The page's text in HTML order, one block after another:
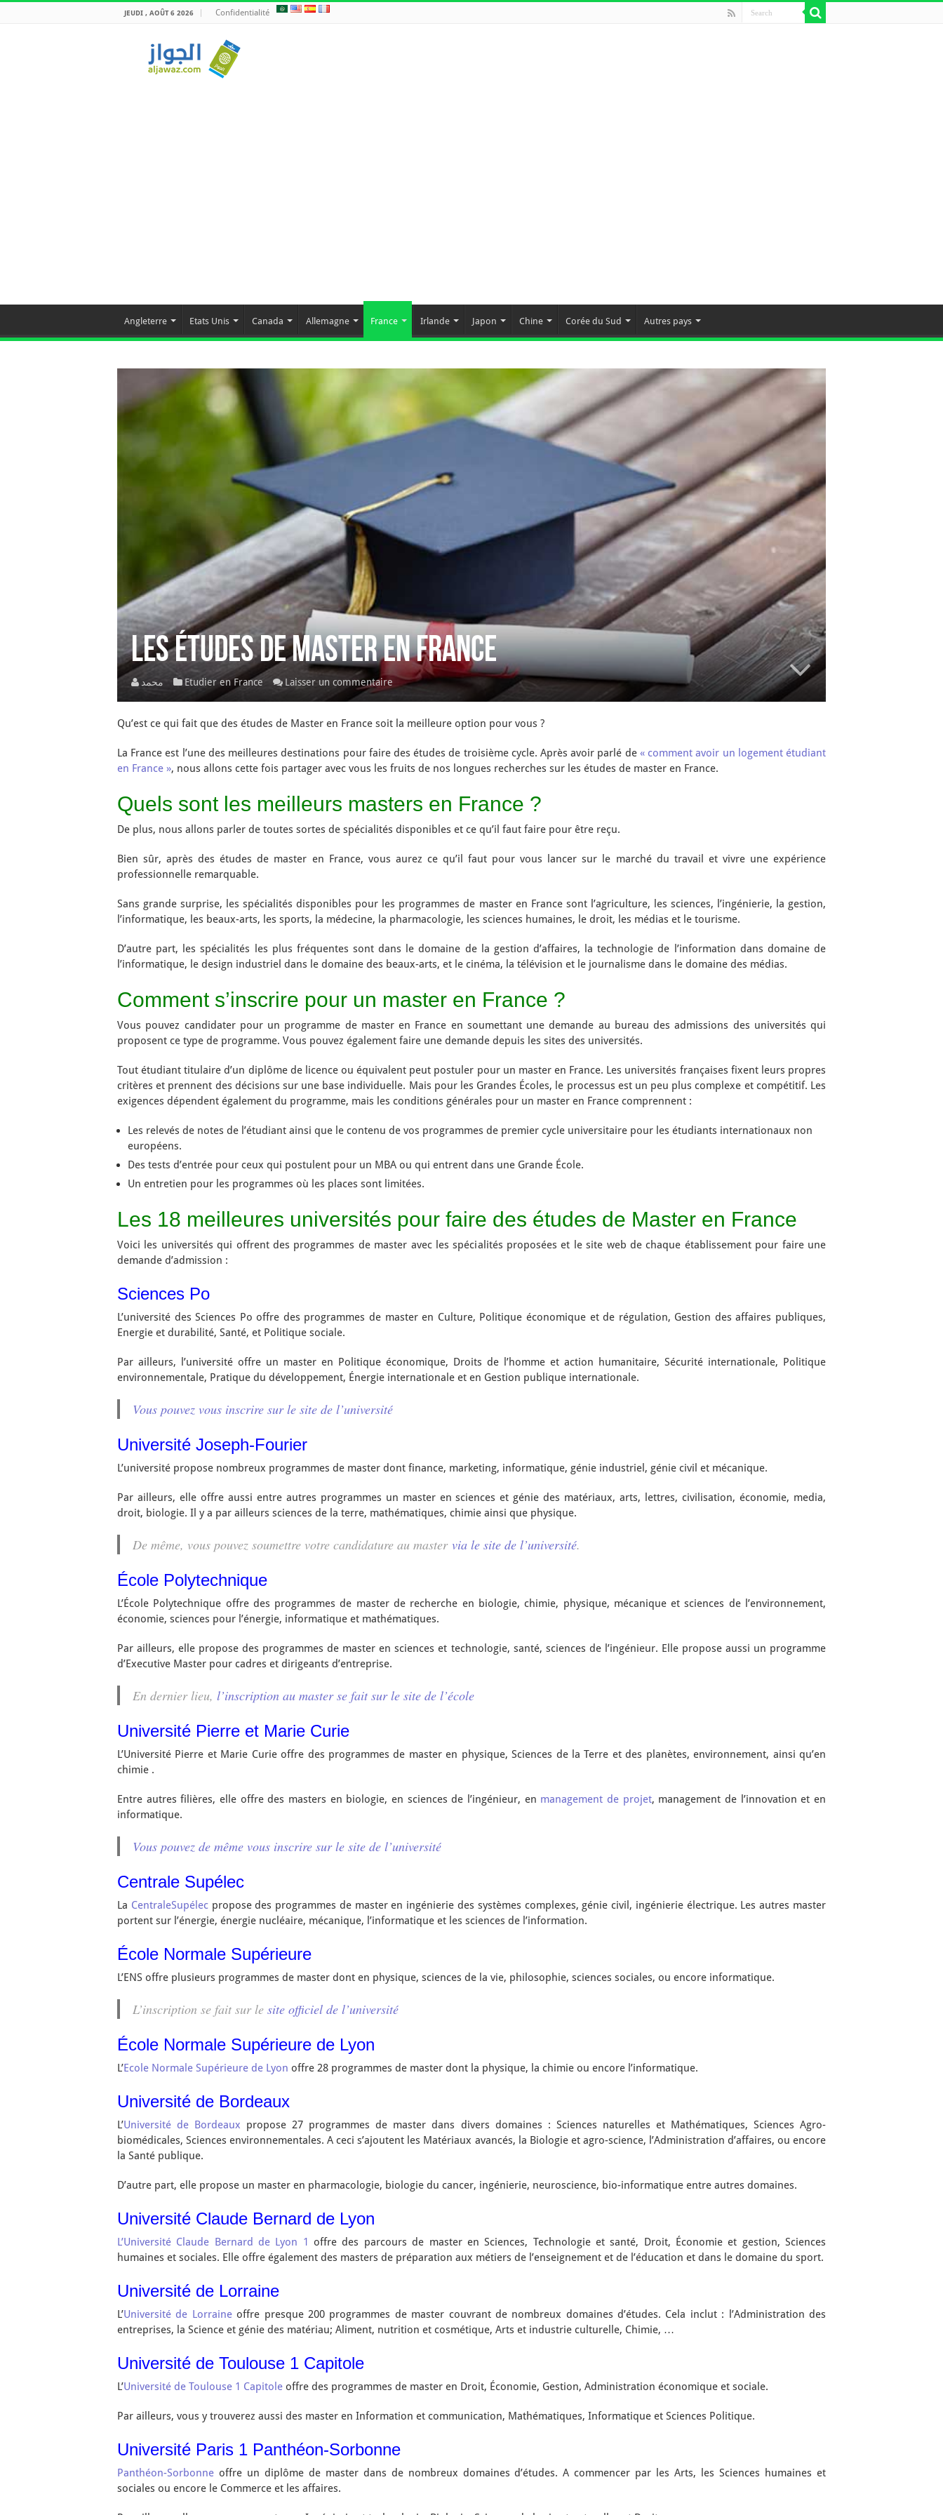
JEUDI , AOÛT 6 2026 Confidentialité
Angleterre Etats Unis Canada Allemagne France Irlande Japon Chine Corée du Sud Autres pays
Les études de Master en France
محمد Etudier en France Laisser un commentaire
Qu’est ce qui fait que des études de Master en France soit la meilleure option pour vous ?
La France est l’une des meilleures destinations pour faire des études de troisième cycle. Après avoir parlé de « comment avoir un logement étudiant
en France », nous allons cette fois partager avec vous les fruits de nos longues recherches sur les études de master en France.
Quels sont les meilleurs masters en France ?
De plus, nous allons parler de toutes sortes de spécialités disponibles et ce qu’il faut faire pour être reçu.
Bien sûr, après des études de master en France, vous aurez ce qu’il faut pour vous lancer sur le marché du travail et vivre une expérience
professionnelle remarquable.
Sans grande surprise, les spécialités disponibles pour les programmes de master en France sont l’agriculture, les sciences, l’ingénierie, la gestion,
l’informatique, les beaux-arts, les sports, la médecine, la pharmacologie, les sciences humaines, le droit, les médias et le tourisme.
D’autre part, les spécialités les plus fréquentes sont dans le domaine de la gestion d’affaires, la technologie de l’information dans domaine de
l’informatique, le design industriel dans le domaine des beaux-arts, et le cinéma, la télévision et le journalisme dans le domaine des médias.
Comment s’inscrire pour un master en France ?
Vous pouvez candidater pour un programme de master en France en soumettant une demande au bureau des admissions des universités qui
proposent ce type de programme. Vous pouvez également faire une demande depuis les sites des universités.
Tout étudiant titulaire d’un diplôme de licence ou équivalent peut postuler pour un master en France. Les universités françaises fixent leurs propres
critères et prennent des décisions sur une base individuelle. Mais pour les Grandes Écoles, le processus est un peu plus complexe et compétitif. Les
exigences dépendent également du programme, mais les conditions générales pour un master en France comprennent :
Les relevés de notes de l’étudiant ainsi que le contenu de vos programmes de premier cycle universitaire pour les étudiants internationaux non
européens.
Des tests d’entrée pour ceux qui postulent pour un MBA ou qui entrent dans une Grande École.
Un entretien pour les programmes où les places sont limitées.
Les 18 meilleures universités pour faire des études de Master en France
Voici les universités qui offrent des programmes de master avec les spécialités proposées et le site web de chaque établissement pour faire une
demande d’admission :
Sciences Po
L’université des Sciences Po offre des programmes de master en Culture, Politique économique et de régulation, Gestion des affaires publiques,
Energie et durabilité, Santé, et Politique sociale.
Par ailleurs, l’université offre un master en Politique économique, Droits de l’homme et action humanitaire, Sécurité internationale, Politique
environnementale, Pratique du développement, Énergie internationale et en Gestion publique internationale.
Vous pouvez vous inscrire sur le site de l’université
Université Joseph-Fourier
L’université propose nombreux programmes de master dont finance, marketing, informatique, génie industriel, génie civil et mécanique.
Par ailleurs, elle offre aussi entre autres programmes un master en sciences et génie des matériaux, arts, lettres, civilisation, économie, media,
droit, biologie. Il y a par ailleurs sciences de la terre, mathématiques, chimie ainsi que physique.
De même, vous pouvez soumettre votre candidature au master via le site de l’université.
École Polytechnique
L’École Polytechnique offre des programmes de master de recherche en biologie, chimie, physique, mécanique et sciences de l’environnement,
économie, sciences pour l’énergie, informatique et mathématiques.
Par ailleurs, elle propose des programmes de master en sciences et technologie, santé, sciences de l’ingénieur. Elle propose aussi un programme
d’Executive Master pour cadres et dirigeants d’entreprise.
En dernier lieu, l’inscription au master se fait sur le site de l’école
Université Pierre et Marie Curie
L’Université Pierre et Marie Curie offre des programmes de master en physique, Sciences de la Terre et des planètes, environnement, ainsi qu’en
chimie .
Entre autres filières, elle offre des masters en biologie, en sciences de l’ingénieur, en management de projet, management de l’innovation et en
informatique.
Vous pouvez de même vous inscrire sur le site de l’université
Centrale Supélec
La CentraleSupélecpropose des programmes de master en ingénierie des systèmes complexes, génie civil, ingénierie électrique. Les autres master
portent sur l’énergie, énergie nucléaire, mécanique, l’informatique et les sciences de l’information.
École Normale Supérieure
L’ENS offre plusieurs programmes de master dont en physique, sciences de la vie, philosophie, sciences sociales, ou encore informatique.
L’inscription se fait sur le site officiel de l’université
École Normale Supérieure de Lyon
L’Ecole Normale Supérieure de Lyon offre 28 programmes de master dont la physique, la chimie ou encore l’informatique.
Université de Bordeaux
L’Université de Bordeaux propose 27 programmes de master dans divers domaines : Sciences naturelles et Mathématiques, Sciences Agro-
biomédicales, Sciences environnementales. A ceci s’ajoutent les Matériaux avancés, la Biologie et agro-science, l’Administration d’affaires, ou encore
la Santé publique.
D’autre part, elle propose un master en pharmacologie, biologie du cancer, ingénierie, neuroscience, bio-informatique entre autres domaines.
Université Claude Bernard de Lyon
L’Université Claude Bernard de Lyon 1 offre des parcours de master en Sciences, Technologie et santé, Droit, Économie et gestion, Sciences
humaines et sociales. Elle offre également des masters de préparation aux métiers de l’enseignement et de l’éducation et dans le domaine du sport.
Université de Lorraine
L’Université de Lorraineoffre presque 200 programmes de master couvrant de nombreux domaines d’études. Cela inclut : l’Administration des
entreprises, la Science et génie des matériau; Aliment, nutrition et cosmétique, Arts et industrie culturelle, Chimie, …
Université de Toulouse 1 Capitole
L’Université de Toulouse 1 Capitole offre des programmes de master en Droit, Économie, Gestion, Administration économique et sociale.
Par ailleurs, vous y trouverez aussi des master en Information et communication, Mathématiques, Informatique et Sciences Politique.
Université Paris 1 Panthéon-Sorbonne
Panthéon-Sorbonne offre un diplôme de master dans de nombreux domaines d’études. A commencer par les Arts, les Sciences humaines et
sociales ou encore le Commerce et les affaires.